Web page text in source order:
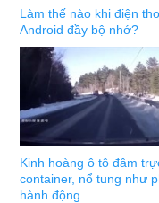
Làm thế nào khi điện
Android đầy bộ nhớ?
Kinh hoàng ô tô đâm
container, nổ tung như
hành động